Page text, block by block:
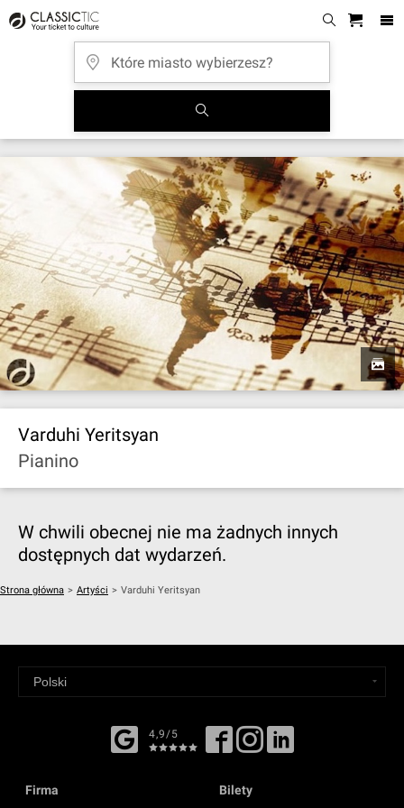
Varduhi Yeritsyan
Pianino
W chwili obecnej nie ma żadnych innych
dostępnych dat wydarzeń.
Strona główna > Artyści > Varduhi Yeritsyan
4,9/5
Firma Bilety